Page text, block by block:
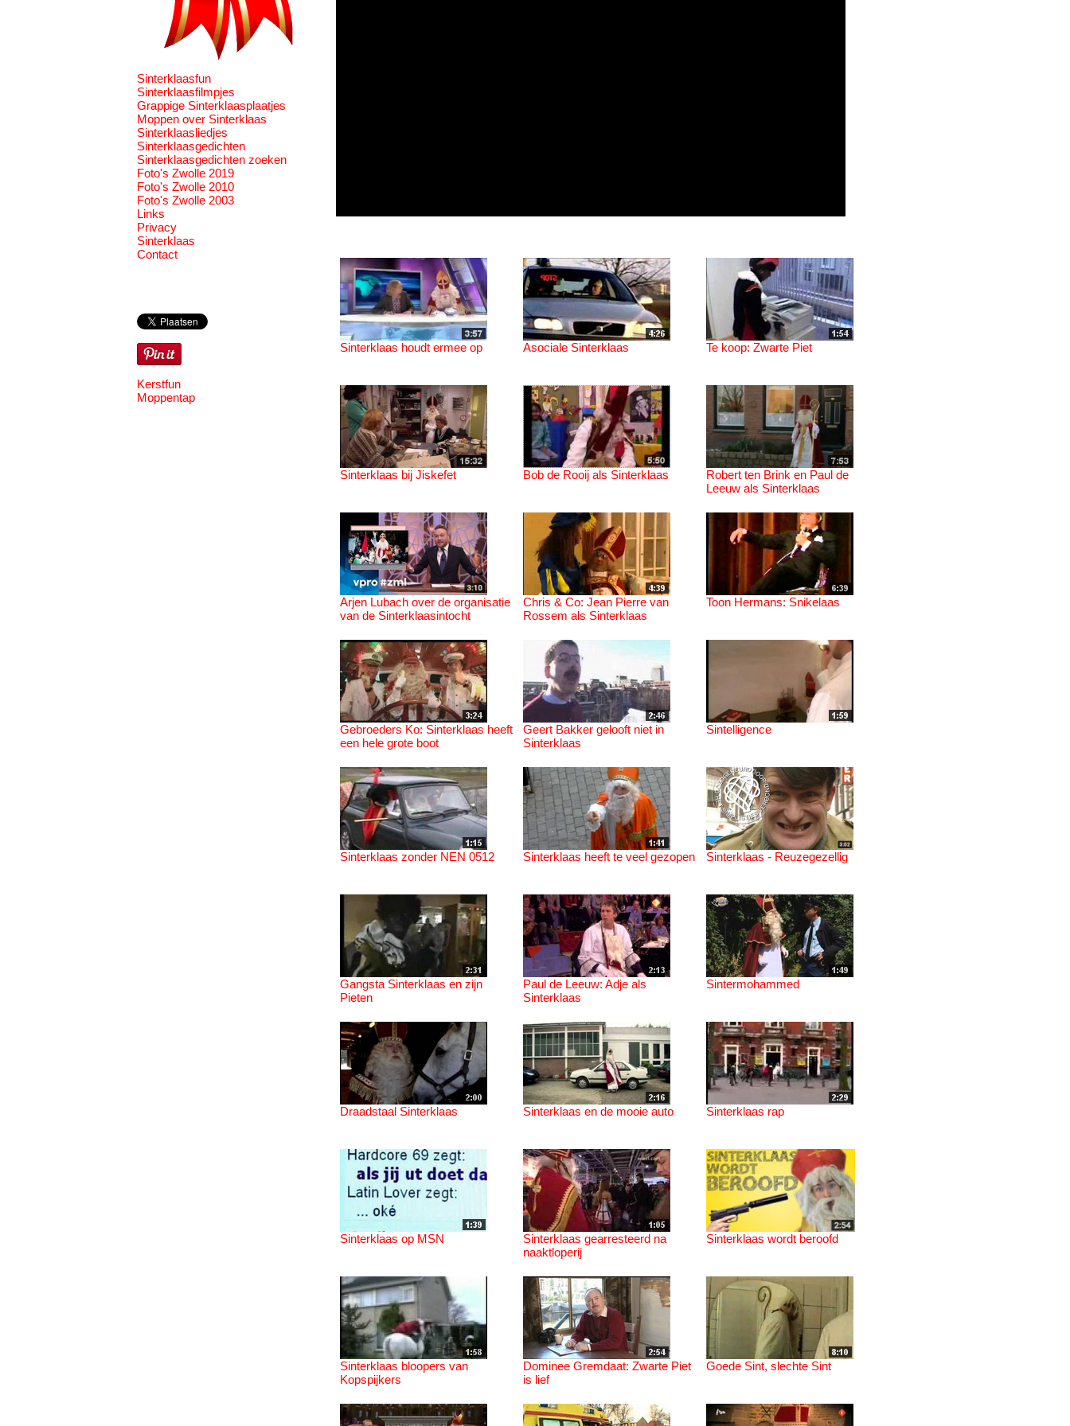
Sinterklaasfun
Sinterklaasfilmpjes
Grappige Sinterklaasplaatjes
Moppen over Sinterklaas
Sinterklaasliedjes
Sinterklaasgedichten
Sinterklaasgedichten zoeken
Foto's Zwolle 2019
Foto's Zwolle 2010
Foto's Zwolle 2003
Links
Privacy
Sinterklaas
Contact
Kerstfun
Moppentap
Sinterklaas houdt ermee op Asociale Sinterklaas Te koop: Zwarte Piet
Sinterklaas bij Jiskefet Bob de Rooij als Sinterklaas
Robert ten Brink en Paul de
Leeuw als Sinterklaas
Arjen Lubach over de organisatie
van de Sinterklaasintocht
Chris & Co: Jean Pierre van
Rossem als Sinterklaas
Toon Hermans: Snikelaas
Gebroeders Ko: Sinterklaas heeft
een hele grote boot
Geert Bakker gelooft niet in
Sinterklaas
Sintelligence
Sinterklaas zonder NEN 0512 Sinterklaas heeft te veel gezopen Sinterklaas - Reuzegezellig
Gangsta Sinterklaas en zijn
Pieten
Paul de Leeuw: Adje als
Sinterklaas
Sintermohammed
Draadstaal Sinterklaas Sinterklaas en de mooie auto Sinterklaas rap
Sinterklaas op MSN
Sinterklaas gearresteerd na
naaktloperij
Sinterklaas wordt beroofd
Sinterklaas bloopers van
Kopspijkers
Dominee Gremdaat: Zwarte Piet
is lief
Goede Sint, slechte Sint